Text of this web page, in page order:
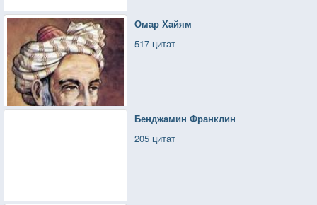
Омар Хайям
517 цитат
Бенджамин Франклин
205 цитат